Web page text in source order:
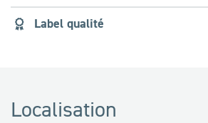
Label qualité
Localisation